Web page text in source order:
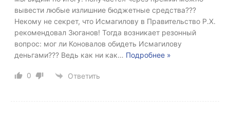
вывести любые излишние бюджетные средства???
Некому не секрет, что Исмагилову в Правительство Р.Х.
рекомендовал Зюганов! Тогда возникает резонный
вопрос: мог ли Коновалов обидеть Исмагилову
деньгами??? Ведь как ни как… Подробнее »
0 Ответить